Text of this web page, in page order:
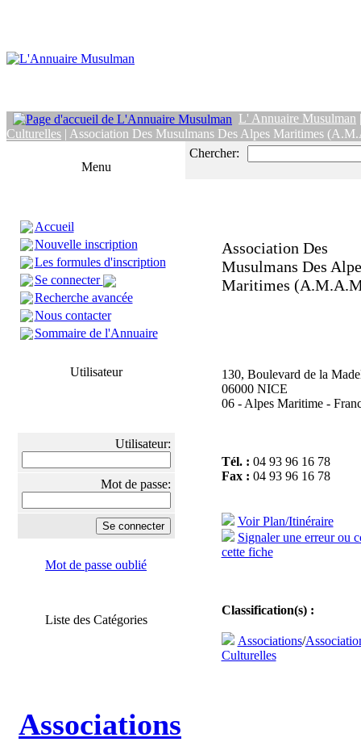
L' Annuaire Musulman
Culturelles | Association Des Musulmans Des Alpes Maritimes
Menu
Accueil
Nouvelle inscription
Les formules d'inscription
Se connecter
Recherche avancée
Nous contacter
Sommaire de l'Annuaire
Utilisateur
Utilisateur:
Mot de passe:
Mot de passe oublié
Liste des Catégories
Associations
Chercher:
Association Des
Musulmans Des
Maritimes
130, Boulevard de la
06000 NICE
06 - Alpes Maritime -
Tél. : 04 93 96 16 78
Fax : 04 93 96 16 78
Voir Plan/Itinéraire
Signaler une erreur ou
cette fiche
Classification(s) :
Associations/
Culturelles